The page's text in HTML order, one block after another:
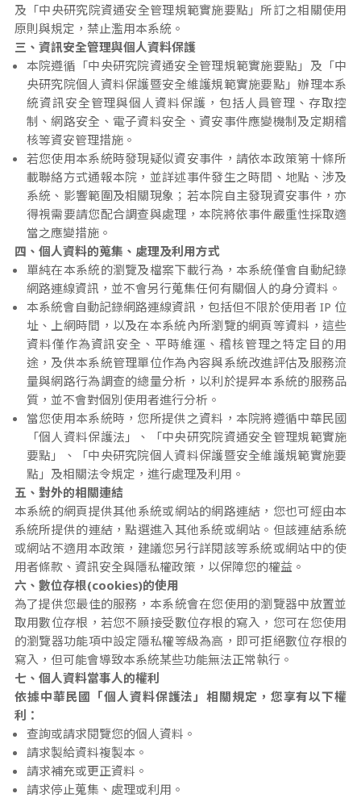
及「中央研究院資通安全管理規範實施要點」所訂之相關使用
原則與規定，禁止濫用本系統。
三、資訊安全管理與個人資料保護
本院遵循「中央研究院資通安全管理規範實施要點」及「中
央研究院個人資料保護暨安全維護規範實施要點」辦理本系
統資訊安全管理與個人資料保護，包括人員管理、存取控
制、網路安全、電子資料安全、資安事件應變機制及定期稽
核等資安管理措施。
若您使用本系統時發現疑似資安事件，請依本政策第十條所
載聯絡方式通報本院，並詳述事件發生之時間、地點、涉及
系統、影響範圍及相關現象；若本院自主發現資安事件，亦
得視需要請您配合調查與處理，本院將依事件嚴重性採取適
當之應變措施。
四、個人資料的蒐集、處理及利用方式
單純在本系統的瀏覽及檔案下載行為，本系統僅會自動紀錄
網路連線資訊，並不會另行蒐集任何有關個人的身分資料。
本系統會自動記錄網路連線資訊，包括但不限於使用者 IP 位
址、上網時間，以及在本系統內所瀏覽的網頁等資料，這些
資料僅作為資訊安全、平時維運、稽核管理之特定目的用
途，及供本系統管理單位作為內容與系統改進評估及服務流
量與網路行為調查的總量分析，以利於提昇本系統的服務品
質，並不會對個別使用者進行分析。
當您使用本系統時，您所提供之資料，本院將遵循中華民國
「個人資料保護法」、「中央研究院資通安全管理規範實施
要點」、「中央研究院個人資料保護暨安全維護規範實施要
點」及相關法令規定，進行處理及利用。
五、對外的相關連結
本系統的網頁提供其他系統或網站的網路連結，您也可經由本
系統所提供的連結，點選進入其他系統或網站。但該連結系統
或網站不適用本政策，建議您另行詳閱該等系統或網站中的使
用者條款、資訊安全與隱私權政策，以保障您的權益。
六、數位存根(cookies)的使用
為了提供您最佳的服務，本系統會在您使用的瀏覽器中放置並
取用數位存根，若您不願接受數位存根的寫入，您可在您使用
的瀏覽器功能項中設定隱私權等級為高，即可拒絕數位存根的
寫入，但可能會導致本系統某些功能無法正常執行。
七、個人資料當事人的權利
依據中華民國「個人資料保護法」相關規定，您享有以下權
利：
查詢或請求閱覽您的個人資料。
請求製給資料複製本。
請求補充或更正資料。
請求停止蒐集、處理或利用。